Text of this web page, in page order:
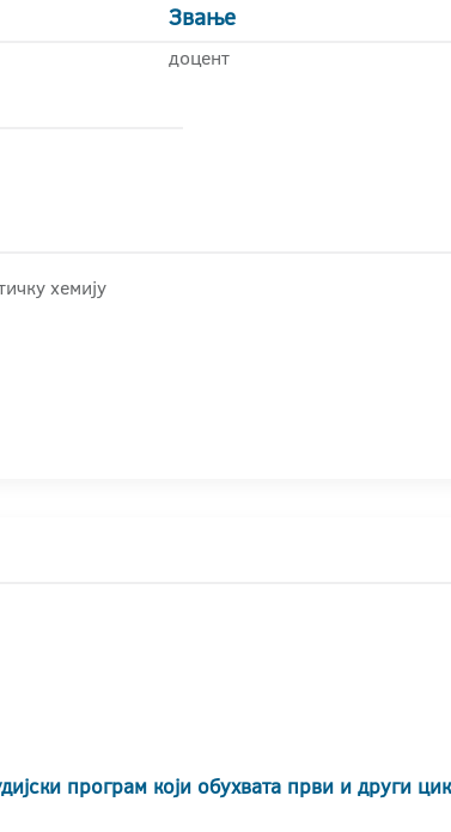
Звање
доцент
хемију
програм који обухвата први и други